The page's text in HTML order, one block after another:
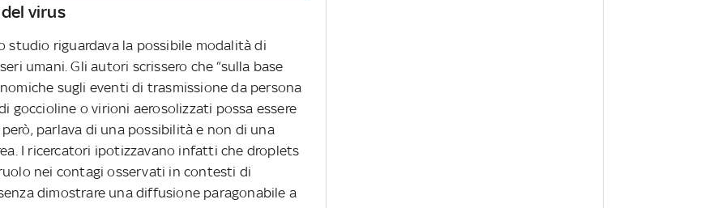
virus
riguardava la possibile modalità di
umani. Gli autori scrissero che “sulla base
sugli eventi di trasmissione da persona
goccioline o virioni aerosolizzati possa essere
parlava di una possibilità e non di una
I ricercatori ipotizzavano infatti che droplets
nei contagi osservati in contesti di
dimostrare una diffusione paragonabile a